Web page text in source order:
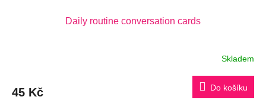
Daily routine conversation cards
Skladem
45 Kč Do košíku